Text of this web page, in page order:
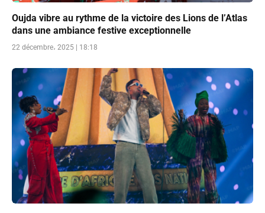
Oujda vibre au rythme de la victoire des Lions de l’Atlas
dans une ambiance festive exceptionnelle
22 décembre، 2025 | 18:18